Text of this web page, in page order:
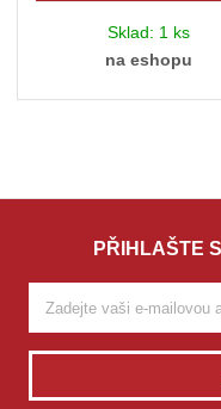
Sklad: 1 ks
na eshopu
PŘIHLAŠTE